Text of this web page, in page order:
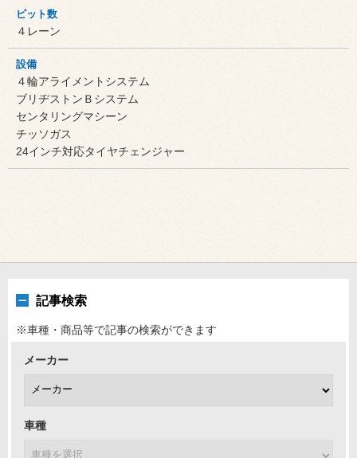
ピット数
４レーン
設備
４輪アライメントシステム
ブリヂストンＢシステム
センタリングマシーン
チッソガス
24インチ対応タイヤチェンジャー
記事検索
※車種・商品等で記事の検索ができます
メーカー
車種